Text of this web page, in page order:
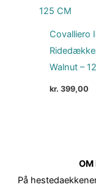
Covalliero
Walnut –
kr. 399,00
OM
På